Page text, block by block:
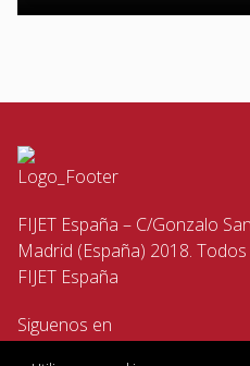
FIJET España – C/Gonzalo
Madrid (España) 2018.
FIJET España
Siguenos en